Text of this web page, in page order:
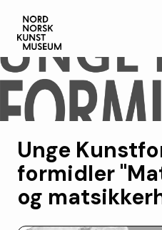
Unge
formidler
og